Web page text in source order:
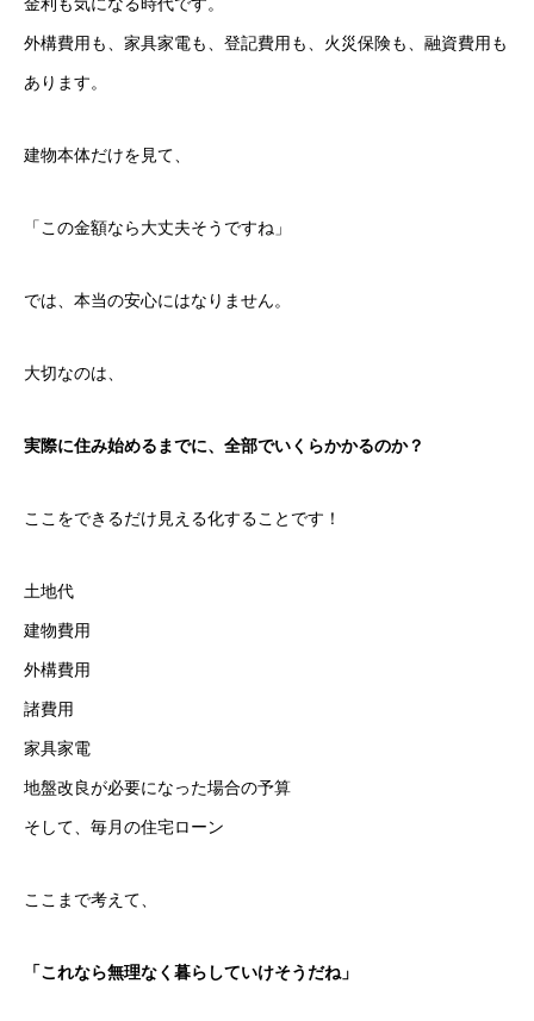
外構費用も、家具家電も、登記費用も、火災保険も、融資費用も
あります。
建物本体だけを見て、
「この金額なら大丈夫そうですね」
では、本当の安心にはなりません。
大切なのは、
実際に住み始めるまでに、全部でいくらかかるのか？
ここをできるだけ見える化することです！
土地代
建物費用
外構費用
諸費用
家具家電
地盤改良が必要になった場合の予算
そして、毎月の住宅ローン
ここまで考えて、
「これなら無理なく暮らしていけそうだね」